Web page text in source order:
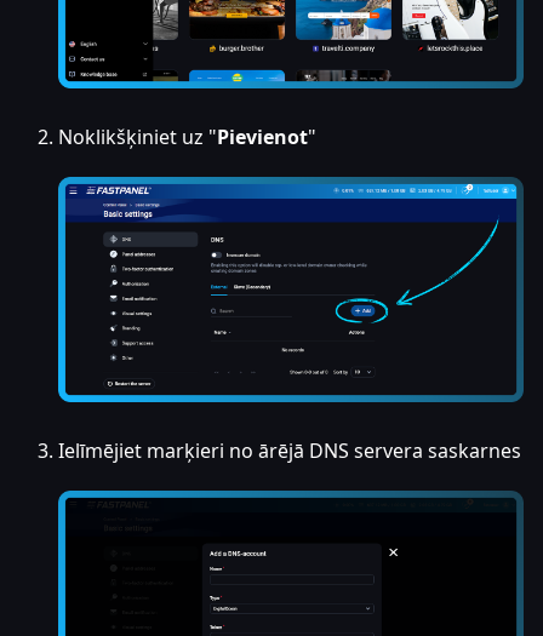
Noklikšķiniet uz "Pievienot"
Ielīmējiet marķieri no ārējā DNS servera saskarnes